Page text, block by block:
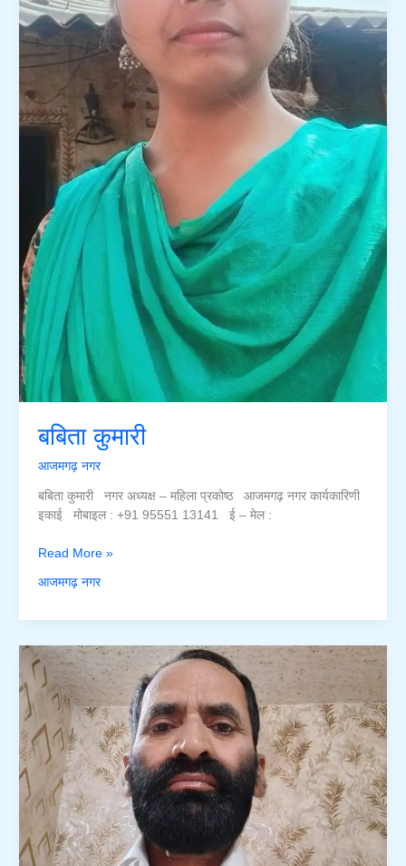
बबिता कुमारी
आजमगढ़ नगर
बबिता कुमारी नगर अध्यक्ष – महिला प्रकोष्ठ आजमगढ़ नगर कार्यकारिणी
इकाई मोबाइल : +91 95551 13141 ई – मेल :
बबिता
Read More »
आजमगढ़ नगर